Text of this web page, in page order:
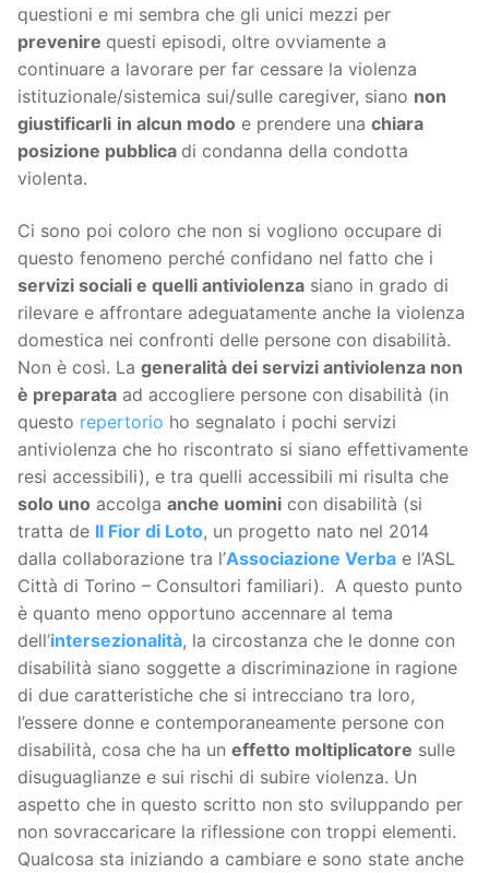
questioni e mi sembra che gli unici mezzi per
prevenire questi episodi, oltre ovviamente a
continuare a lavorare per far cessare la violenza
istituzionale/sistemica sui/sulle caregiver, siano non
giustificarli in alcun modo e prendere una chiara
posizione pubblica di condanna della condotta
violenta.
Ci sono poi coloro che non si vogliono occupare di
questo fenomeno perché confidano nel fatto che i
servizi sociali e quelli antiviolenza siano in grado di
rilevare e affrontare adeguatamente anche la violenza
domestica nei confronti delle persone con disabilità.
Non è così. La generalità dei servizi antiviolenza non
è preparata ad accogliere persone con disabilità (in
questo repertorio ho segnalato i pochi servizi
antiviolenza che ho riscontrato si siano effettivamente
resi accessibili), e tra quelli accessibili mi risulta che
solo uno accolga anche uomini con disabilità (si
tratta de Il Fior di Loto, un progetto nato nel 2014
dalla collaborazione tra l’Associazione Verba e l’ASL
Città di Torino – Consultori familiari). A questo punto
è quanto meno opportuno accennare al tema
dell’intersezionalità, la circostanza che le donne con
disabilità siano soggette a discriminazione in ragione
di due caratteristiche che si intrecciano tra loro,
l’essere donne e contemporaneamente persone con
disabilità, cosa che ha un effetto moltiplicatore sulle
disuguaglianze e sui rischi di subire violenza. Un
aspetto che in questo scritto non sto sviluppando per
non sovraccaricare la riflessione con troppi elementi.
Qualcosa sta iniziando a cambiare e sono state anche